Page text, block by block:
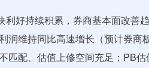
好持续积累，券商基本面改善
润维持同比高速增长（预计券商
匹配、估值上修空间充足；PB